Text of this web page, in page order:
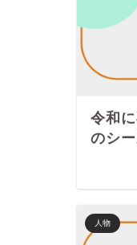
令和
のシ
人物